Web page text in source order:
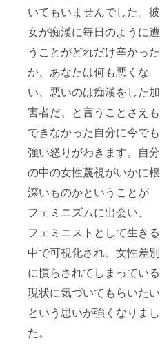
いてもいませんでした。彼
女が痴漢に毎日のように遭
うことがどれだけ辛かった
か、あなたは何も悪くな
い、悪いのは痴漢をした加
害者だ、と言うことさえも
できなかった自分に今でも
強い怒りがわきます。自分
の中の女性蔑視がいかに根
深いものかということが
フェミニズムに出会い、
フェミニストとして生きる
中で可視化され、女性差別
に慣らされてしまっている
現状に気づいてもらいたい
という思いが強くなりまし
た。